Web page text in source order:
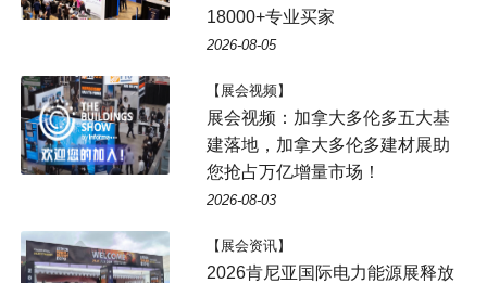
18000+专业买家
2026-08-05
【展会视频】
展会视频：加拿大多伦多五大基
建落地，加拿大多伦多建材展助
您抢占万亿增量市场！
2026-08-03
【展会资讯】
2026肯尼亚国际电力能源展释放